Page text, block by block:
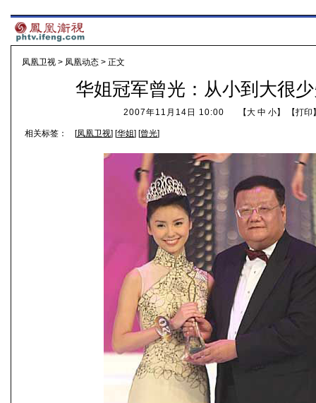
凤凰卫视 > 凤凰动态 > 正文
华姐冠军曾光：从小到大很
2007年11月14日 10:00 【大 中 小】 【打印
相关标签： [凤凰卫视] [华姐] [曾光]